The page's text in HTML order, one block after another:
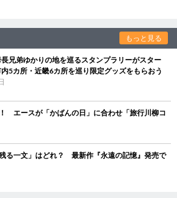
もっと見る
兄弟ゆかりの地を巡るスタンプラリーがスター
5カ所・近畿6カ所を巡り限定グッズをもらおう
エースが「かばんの日」に合わせ「旅行川柳コ
る一文」はどれ？ 最新作『永遠の記憶』発売で